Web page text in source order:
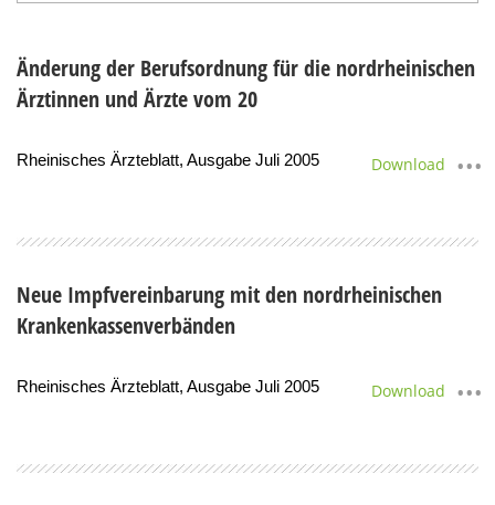
Änderung der Berufsordnung für die nordrheinischen
Ärztinnen und Ärzte vom 20
Rheinisches Ärzteblatt, Ausgabe Juli 2005 Download
Neue Impfvereinbarung mit den nordrheinischen
Krankenkassenverbänden
Rheinisches Ärzteblatt, Ausgabe Juli 2005 Download